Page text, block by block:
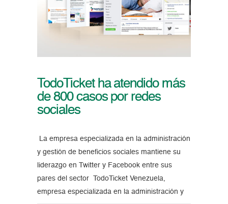
TodoTicket ha atendido más
de 800 casos por redes
sociales
La empresa especializada en la administración
y gestión de beneficios sociales mantiene su
liderazgo en Twitter y Facebook entre sus
pares del sector TodoTicket Venezuela,
empresa especializada en la administración y